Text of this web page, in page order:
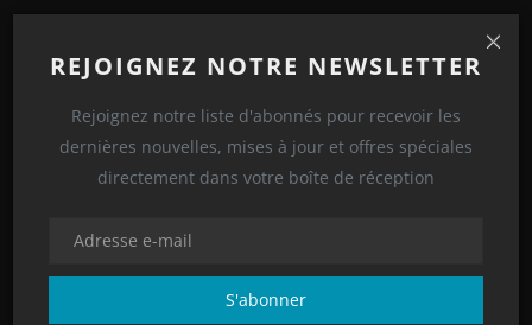
REJOIGNEZ NOTRE NEWSLETTER
Rejoignez notre liste d'abonnés pour recevoir les
dernières nouvelles, mises à jour et offres spéciales
directement dans votre boîte de réception
S'abonner
Relation Entreprise